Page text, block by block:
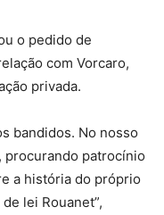
o pedido de
com Vorcaro,
privada.
bandidos. No nosso
procurando patrocínio
a história do próprio
lei Rouanet”,